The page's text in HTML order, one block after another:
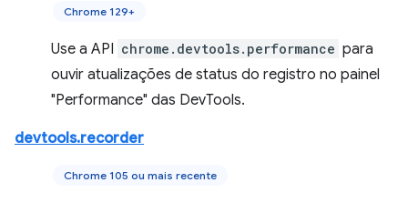
Chrome 129+
Use a API chrome.devtools.performance para
ouvir atualizações de status do registro no painel
"Performance" das DevTools.
devtools.recorder
Chrome 105 ou mais recente